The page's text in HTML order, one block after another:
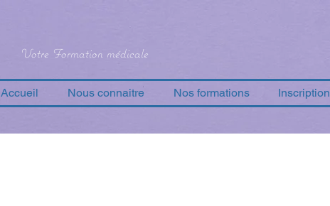
Votre Formation médicale
Accueil Nous connaitre Nos formations Inscription